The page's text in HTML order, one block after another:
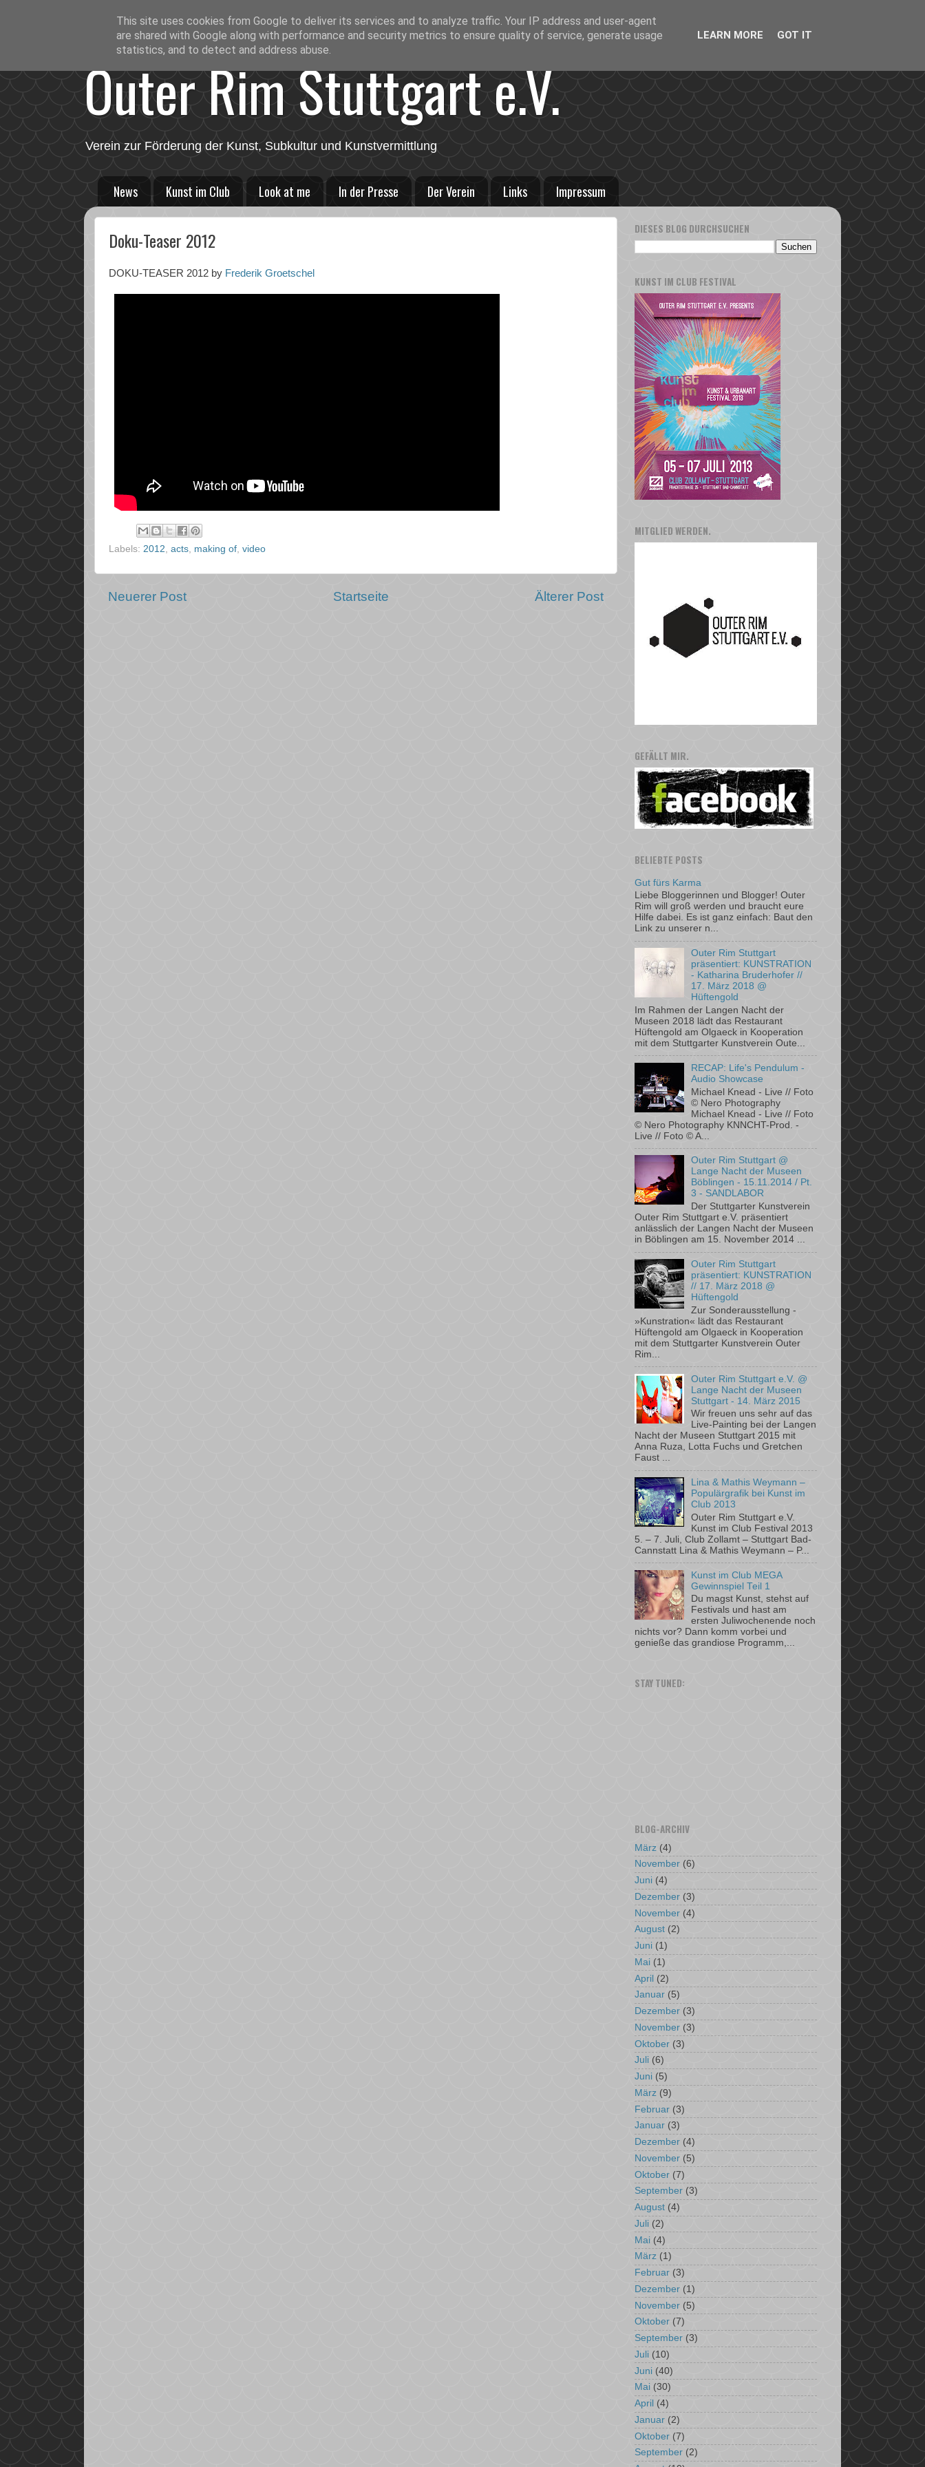
Outer Rim Stuttgart e.V.
Verein zur Förderung der Kunst, Subkultur und Kunstvermittlung
News Kunst im Club Look at me In der Presse Der Verein Links Impressum
Doku-Teaser 2012
DOKU-TEASER 2012 by Frederik Groetschel
Labels: 2012 acts making of video
Neuerer Post Älterer Post
Startseite
DIESES BLOG DURCHSUCHEN
KUNST IM CLUB FESTIVAL
MITGLIED WERDEN.
GEFÄLLT MIR.
BELIEBTE POSTS
Gut fürs Karma
Liebe Bloggerinnen und Blogger! Outer
Rim will groß werden und braucht eure
Hilfe dabei. Es ist ganz einfach: Baut den
Link zu unserer n...
Outer Rim Stuttgart
präsentiert: KUNSTRATION
- Katharina Bruderhofer //
17. März 2018 @
Hüftengold
Im Rahmen der Langen Nacht der
Museen 2018 lädt das Restaurant
Hüftengold am ­Olgaeck in Kooperation
mit dem ­Stuttgarter Kunstverein Oute...
RECAP: Life's Pendulum -
Audio Showcase
Michael Knead - Live // Foto
© Nero Photography
Michael Knead - Live // Foto
© Nero Photography KNNCHT-Prod. -
Live // Foto © A...
Outer Rim Stuttgart @
Lange Nacht der Museen
Böblingen - 15.11.2014 / Pt.
3 - SANDLABOR
Der Stuttgarter Kunstverein
Outer Rim Stuttgart e.V. präsentiert
anlässlich der Langen Nacht der Museen
in Böblingen am 15. November 2014 ...
Outer Rim Stuttgart
präsentiert: KUNSTRATION
// 17. März 2018 @
Hüftengold
Zur Sonderausstellung ­
»Kunstration« lädt das Restaurant
Hüftengold am ­Olgaeck in Kooperation
mit dem ­Stuttgarter Kunstverein Outer
Rim...
Outer Rim Stuttgart e.V. @
Lange Nacht der Museen
Stuttgart - 14. März 2015
Wir freuen uns sehr auf das
Live-Painting bei der Langen
Nacht der Museen Stuttgart 2015 mit
Anna Ruza, Lotta Fuchs und Gretchen
Faust ...
Lina & Mathis Weymann –
Populärgrafik bei Kunst im
Club 2013
Outer Rim Stuttgart e.V.
Kunst im Club Festival 2013
5. – 7. Juli, Club Zollamt – Stuttgart Bad-
Cannstatt Lina & Mathis Weymann – P...
Kunst im Club MEGA
Gewinnspiel Teil 1
Du magst Kunst, stehst auf
Festivals und hast am
ersten Juliwochenende noch
nichts vor? Dann komm vorbei und
genieße das grandiose Programm,...
STAY TUNED:
BLOG-ARCHIV
März (4)
November (6)
Juni (4)
Dezember (3)
November (4)
August (2)
Juni (1)
Mai (1)
April (2)
Januar (5)
Dezember (3)
November (3)
Oktober (3)
Juli (6)
Juni (5)
März (9)
Februar (3)
Januar (3)
Dezember (4)
November (5)
Oktober (7)
September (3)
August (4)
Juli (2)
Mai (4)
März (1)
Februar (3)
Dezember (1)
November (5)
Oktober (7)
September (3)
Juli (10)
Juni (40)
Mai (30)
April (4)
Januar (2)
Oktober (7)
September (2)
This site uses cookies from Google to deliver its services and to analyze traffic. Your IP address and user-agent
are shared with Google along with performance and security metrics to ensure quality of service, generate usage
statistics, and to detect and address abuse.
LEARN MORE GOT IT